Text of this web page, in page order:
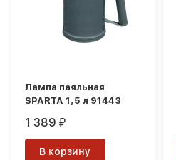
Лампа паяльная
SPARTA 1,5 л 91443
1 389₽
В корзину